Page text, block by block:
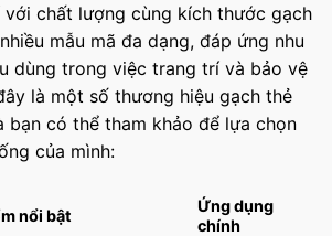
chất lượng cùng kích thước gạch
mẫu mã đa dạng, đáp ứng nhu
dùng trong việc trang trí và bảo vệ
là một số thương hiệu gạch thẻ
bạn có thể tham khảo để lựa chọn
của mình:
nổi bật
Ứng dụng
chính